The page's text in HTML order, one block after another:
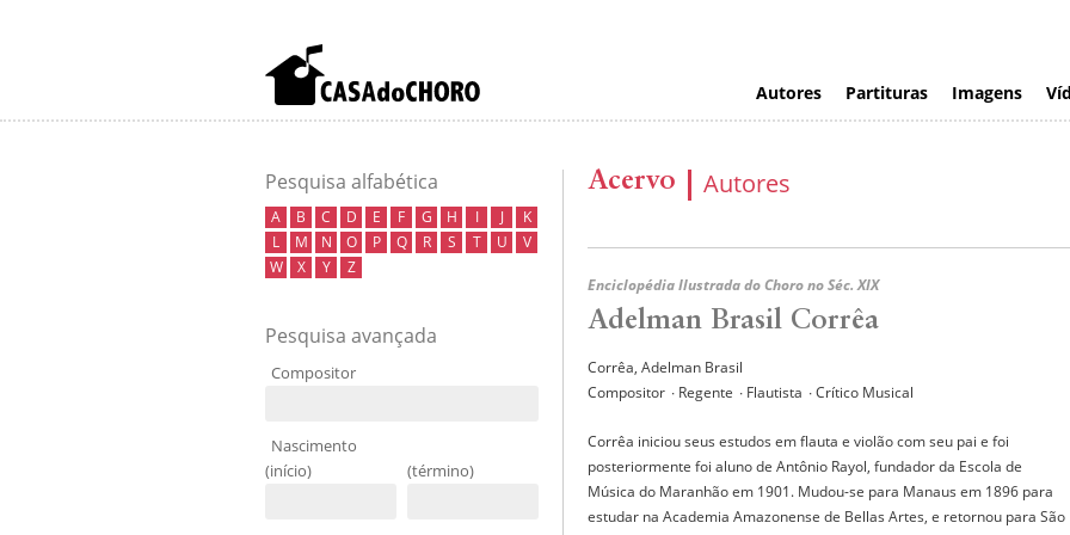
Autores Partituras Imagens
Pesquisa alfabética
A B C D E F G H I J
K
L
M N O P Q R S T U
V
W
X Y Z
Pesquisa avançada
Compositor
Nascimento
(início)
(término)
Acervo Autores
Enciclopédia Ilustrada do Choro no Séc. XIX
Adelman Brasil Corrêa
Corrêa, Adelman Brasil
Compositor ∙ Regente ∙ Flautista ∙ Crítico Musical
Corrêa iniciou seus estudos em flauta e violão com seu pai e foi
posteriormente foi aluno de Antônio Rayol, fundador da Escola de
Música do Maranhão em 1901. Mudou-se para Manaus em 1896 para
estudar na Academia Amazonense de Bellas Artes, e retornou para São